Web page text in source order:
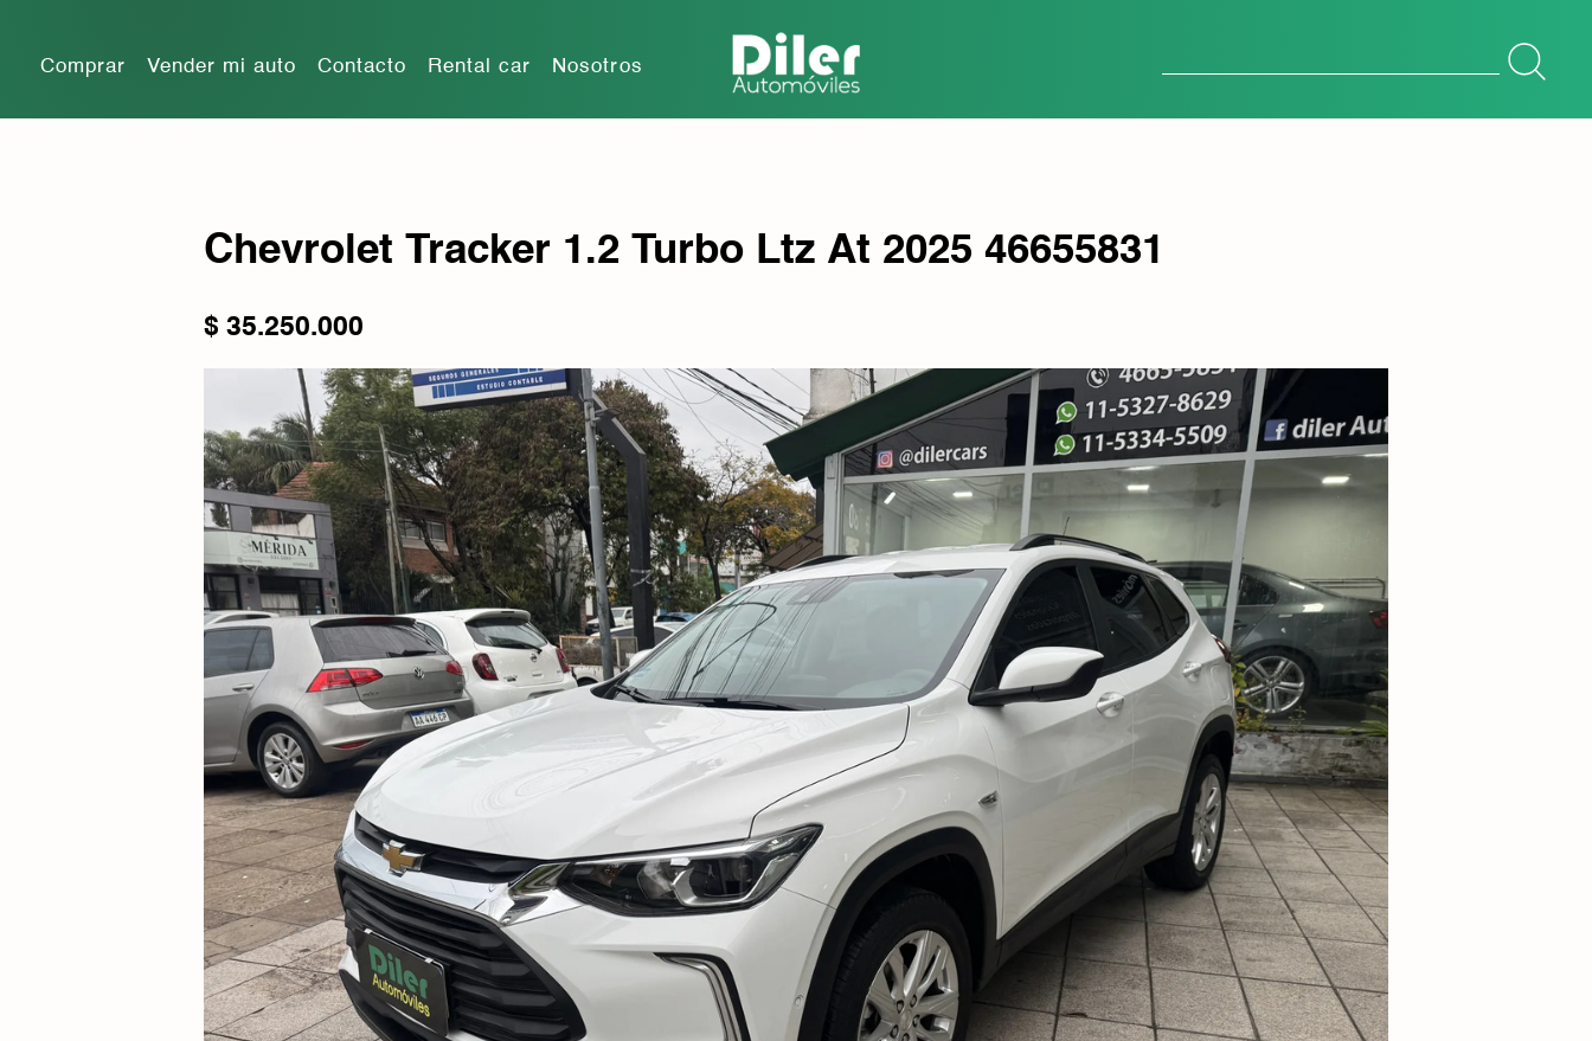
Comprar Vender mi auto Contacto Rental car Nosotros
Chevrolet Tracker 1.2 Turbo Ltz At 2025 46655831
$ 35.250.000